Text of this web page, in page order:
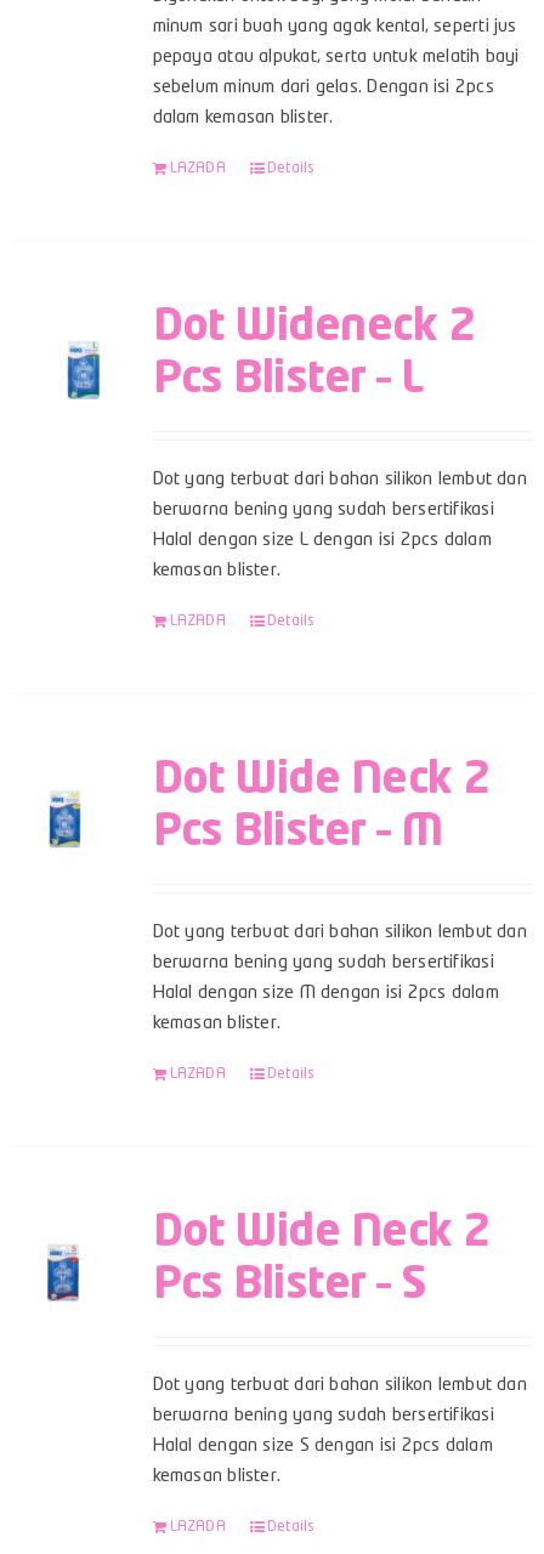
minum sari buah yang agak kental, seperti jus
pepaya atau alpukat, serta untuk melatih bayi
sebelum minum dari gelas. Dengan isi 2pcs
dalam kemasan blister.
LAZADA Details
Dot Wideneck 2
Pcs Blister – L
Dot yang terbuat dari bahan silikon lembut dan
berwarna bening yang sudah bersertifikasi
Halal dengan size L dengan isi 2pcs dalam
kemasan blister.
LAZADA Details
Dot Wide Neck 2
Pcs Blister – M
Dot yang terbuat dari bahan silikon lembut dan
berwarna bening yang sudah bersertifikasi
Halal dengan size M dengan isi 2pcs dalam
kemasan blister.
LAZADA Details
Dot Wide Neck 2
Pcs Blister – S
Dot yang terbuat dari bahan silikon lembut dan
berwarna bening yang sudah bersertifikasi
Halal dengan size S dengan isi 2pcs dalam
kemasan blister.
LAZADA Details